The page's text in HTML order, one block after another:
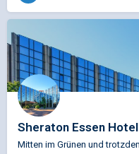
Sheraton Essen Hotel